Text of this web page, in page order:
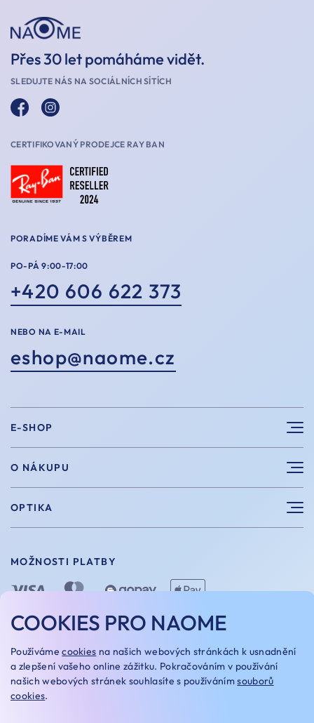
Přes 30 let pomáháme vidět.
SLEDUJTE NÁS NA SOCIÁLNÍCH SÍTÍCH
CERTIFIKOVANÝ PRODEJCE RAY BAN
PORADÍME VÁM S VÝBĚREM
PO-PÁ 9:00-17:00
+420 606 622 373
NEBO NA E-MAIL
eshop@naome.cz
E-SHOP
Sluneční brýle
Sportovní brýle
Vintage brýle
Doplňky
Dárkové poukazy
O NÁKUPU
Výhody nákupu u nás
Velikosti
Vrácení a výměna
Doprava a platba
Naome+
OPTIKA
O nás
Naše optiky
Kariera
MOŽNOSTI PLATBY
MOŽNOSTI DOPRAVY
COOKIES PRO NAOME
Používámecookies na našich webových stránkách k usnadnění
a zlepšení vašeho online zážitku. Pokračováním v používání
našich webových stránek souhlasíte s používánímsouborů
cookies.